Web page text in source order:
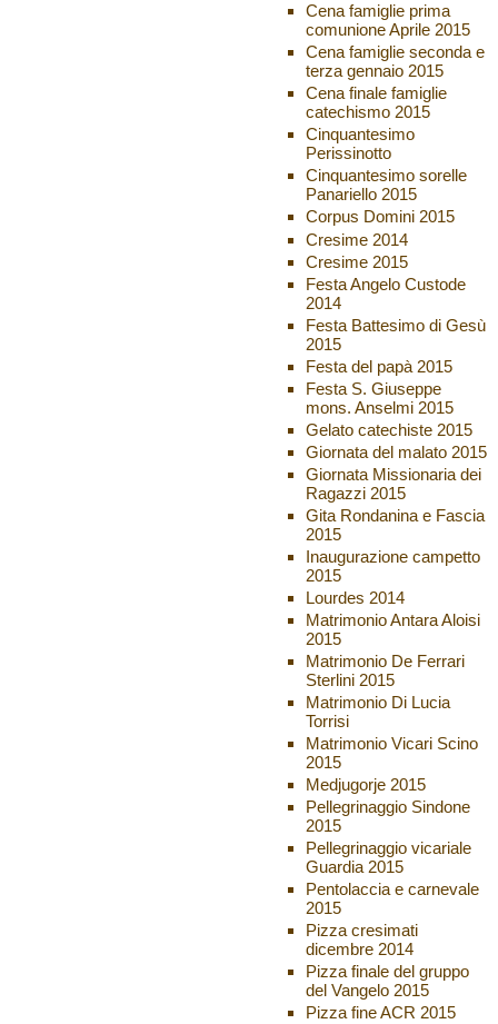
Cena famiglie prima
comunione Aprile 2015
Cena famiglie seconda e
terza gennaio 2015
Cena finale famiglie
catechismo 2015
Cinquantesimo
Perissinotto
Cinquantesimo sorelle
Panariello 2015
Corpus Domini 2015
Cresime 2014
Cresime 2015
Festa Angelo Custode
2014
Festa Battesimo di Gesù
2015
Festa del papà 2015
Festa S. Giuseppe
mons. Anselmi 2015
Gelato catechiste 2015
Giornata del malato 2015
Giornata Missionaria dei
Ragazzi 2015
Gita Rondanina e Fascia
2015
Inaugurazione campetto
2015
Lourdes 2014
Matrimonio Antara Aloisi
2015
Matrimonio De Ferrari
Sterlini 2015
Matrimonio Di Lucia
Torrisi
Matrimonio Vicari Scino
2015
Medjugorje 2015
Pellegrinaggio Sindone
2015
Pellegrinaggio vicariale
Guardia 2015
Pentolaccia e carnevale
2015
Pizza cresimati
dicembre 2014
Pizza finale del gruppo
del Vangelo 2015
Pizza fine ACR 2015